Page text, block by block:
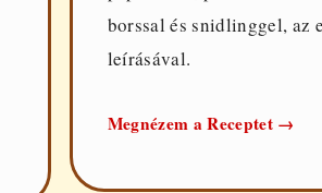
borssal és snidlinggel, az
leírásával.
Megnézem a Receptet →